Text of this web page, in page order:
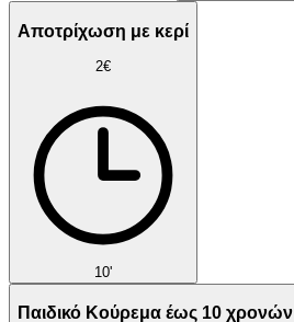
Αποτρίχωση με κερί
2€
10'
Παιδικό Κούρεμα έως 10 χρονών